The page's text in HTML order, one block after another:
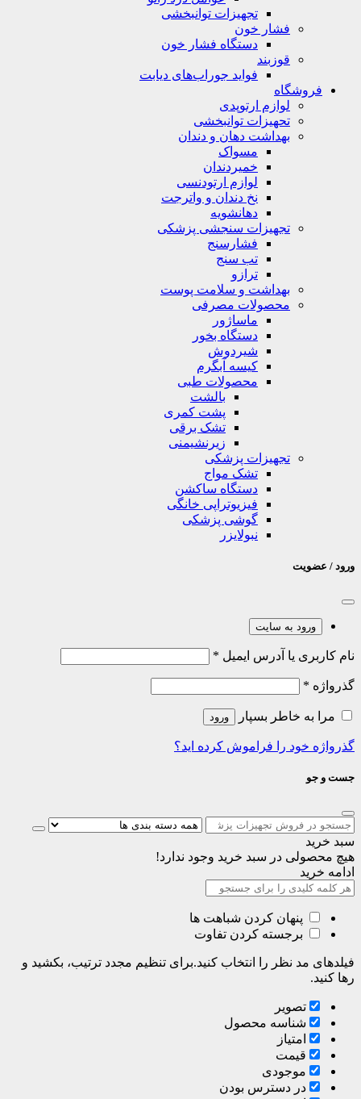
تجهیزات توانبخشی
فشار خون
دستگاه فشار خون
قوزبند
فواید جوراب‌های دیابت
فروشگاه
لوازم ارتوپدی
تحهیزات توانبخشی
بهداشت دهان و دندان
مسواک
خمیردندان
لوازم ارتودنسی
نخ دندان و واترجت
دهانشویه
تجهیزات سنجشی پزشکی
فشارسنج
تب سنج
ترازو
بهداشت و سلامت پوست
محصولات مصرفی
ماساژور
دستگاه بخور
شیردوش
کیسه آبگرم
محصولات طبی
بالشت
پشت کمری
تشک برقی
زیرنشیمنی
تجهیزات پزشکی
تشک مواج
دستگاه ساکشن
فیزیوتراپی خانگی
گوشی پزشکی
نبولایزر
ورود / عضویت
ورود به سایت
نام کاربری یا آدرس ایمیل *
گذرواژه *
مرا به خاطر بسپار ورود
گذرواژه خود را فراموش کرده اید؟
جست و جو
سبد خرید
هیچ محصولی در سبد خرید وجود ندارد!
ادامه خرید
پنهان کردن شباهت ها
برجسته کردن تفاوت
فیلدهای مد نظر را انتخاب کنید.برای تنظیم مجدد ترتیب، بکشید و
رها کنید.
تصویر
شناسه محصول
امتیاز
قیمت
موجودی
در دسترس بودن